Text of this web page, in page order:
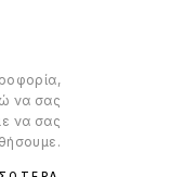
να σας
να σας